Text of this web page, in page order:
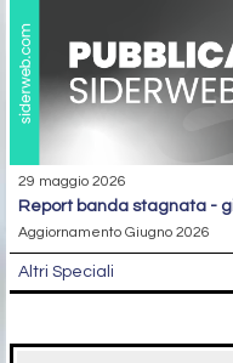
29 maggio 2026
report banda stagnata -
Aggiornamento Giugno 2026
Altri Speciali